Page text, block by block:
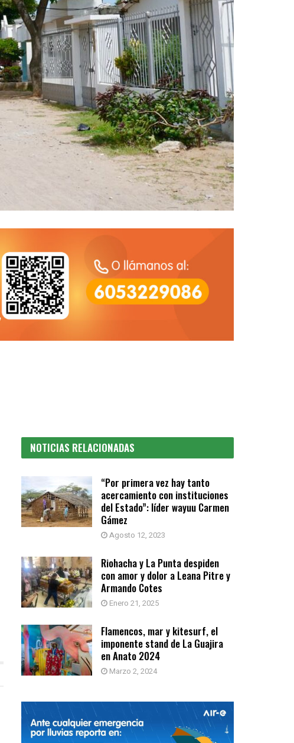
NOTICIAS RELACIONADAS
“Por primera vez hay tanto
acercamiento con instituciones
del Estado”: líder wayuu Carmen
Gámez
Agosto 12, 2023
Riohacha y La Punta despiden
con amor y dolor a Leana Pitre y
Armando Cotes
Enero 21, 2025
Flamencos, mar y kitesurf, el
imponente stand de La Guajira
en Anato 2024
Marzo 2, 2024